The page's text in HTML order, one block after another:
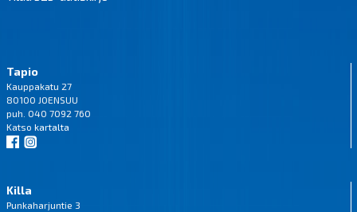
Tapio
Kauppakatu 27
80100 JOENSUU
puh. 040 7092 760
Katso kartalta
Killa
Punkaharjuntie 3